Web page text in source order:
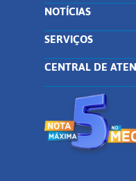
NOTÍCIAS
SERVIÇOS
CENTRAL DE